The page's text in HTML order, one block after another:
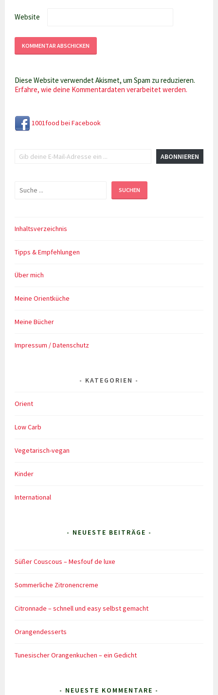
Website
Diese Website verwendet Akismet, um Spam zu reduzieren.
Erfahre, wie deine Kommentardaten verarbeitet werden.
1001food bei Facebook
ABONNIEREN
Suchen SUCHEN
Inhaltsverzeichnis
Tipps & Empfehlungen
Über mich
Meine Orientküche
Meine Bücher
Impressum / Datenschutz
KATEGORIEN
Orient
Low Carb
Vegetarisch-vegan
Kinder
International
- NEUESTE BEITRÄGE -
Süßer Couscous – Mesfouf de luxe
Sommerliche Zitronencreme
Citronnade – schnell und easy selbst gemacht
Orangendesserts
Tunesischer Orangenkuchen – ein Gedicht
- NEUESTE KOMMENTARE -